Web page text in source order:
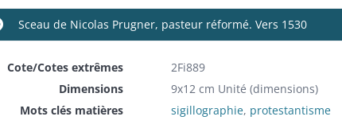
Sceau de Nicolas Prugner, pasteur réformé. Vers 1530
Cote/Cotes extrêmes
2Fi889
Dimensions
9x12 cm Unité (dimensions)
Mots clés matières
sigillographie, protestantisme